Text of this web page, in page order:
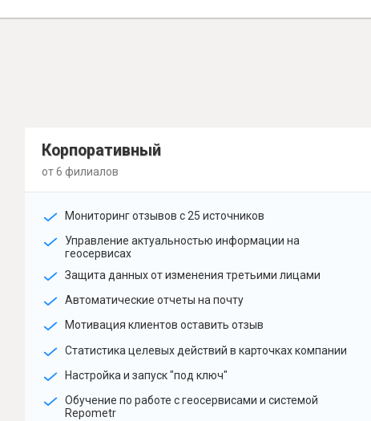
Корпоративный
от 6 филиалов
Мониторинг отзывов с 25 источников
Управление актуальностью информации на
геосервисах
Защита данных от изменения третьими лицами
Автоматические отчеты на почту
Мотивация клиентов оставить отзыв
Статистика целевых действий в карточках компании
Настройка и запуск "под ключ"
Обучение по работе с геосервисами и системой
Repometr